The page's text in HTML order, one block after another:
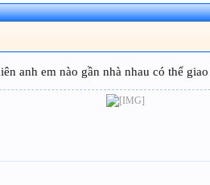
anh em nào gần nhà nhau có thể